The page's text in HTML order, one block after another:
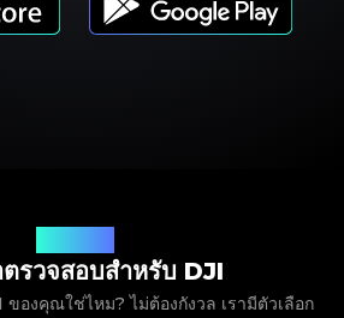
ตรวจสอบสำหรับ DJI
งคุณใช่ไหม? ไม่ต้องกังวล เรามีตัวเลือก